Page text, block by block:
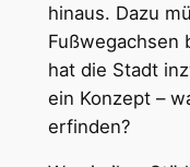
hinaus. Dazu
Fußwegachsen
hat die Stadt
ein Konzept –
erfinden?